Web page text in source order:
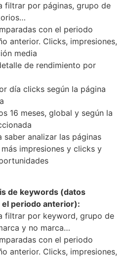
filtrar por páginas, grupo de
con el periodo
anterior. Clicks, impresiones,
media
de rendimiento por
día clicks según la página
16 meses, global y según la
saber analizar las páginas
impresiones y clicks y
de keywords (datos
periodo anterior):
filtrar por keyword, grupo de
y no marca…
con el periodo
anterior. Clicks, impresiones,